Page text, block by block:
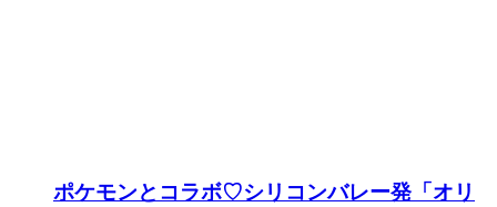
ポケモンとコラボ♡シリコンバレー発「オリ